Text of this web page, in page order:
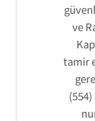
ve
tamir
(554)